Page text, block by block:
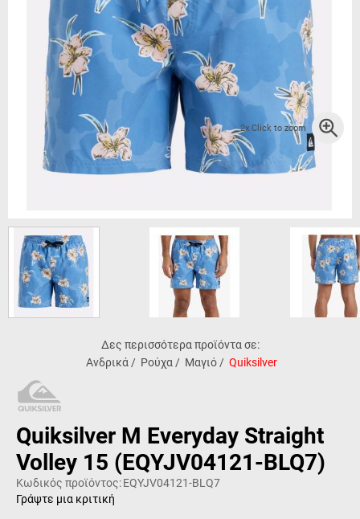
2x Click to zoom
Δες περισσότερα προϊόντα σε:
Ανδρικά / Ρούχα / Μαγιό/ Quiksilver
Quiksilver M Everyday Straight
Volley 15 (EQYJV04121-BLQ7)
Κωδικός προϊόντος:EQYJV04121-BLQ7
Γράψτε μια κριτική